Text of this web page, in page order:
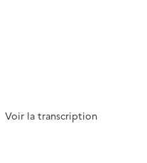
Voir la transcription